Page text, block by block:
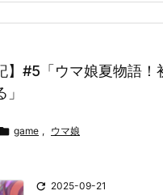
】#5「ウマ娘夏物語
game , ウマ娘
 2025-09-21